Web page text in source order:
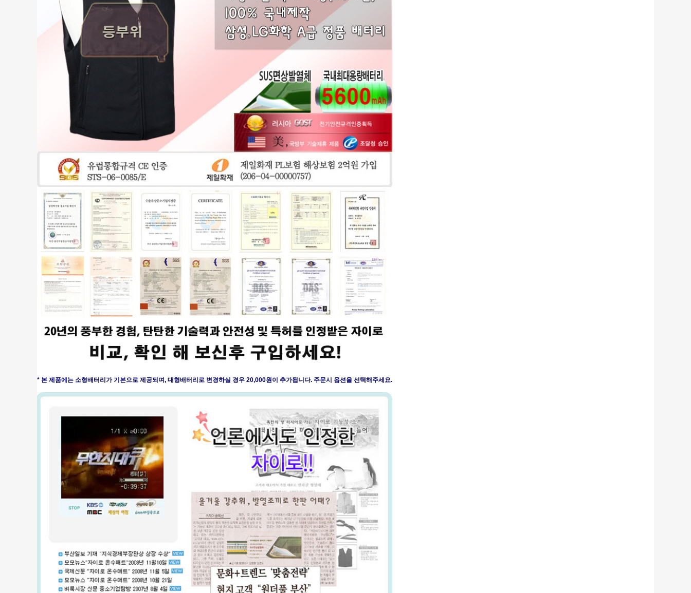
* 본 제품에는 소형배터리가 기본으로 제공되며, 대형배터리로 변경하실 경우 20,000원이 추가됩니다. 주문시 옵션을 선택해주세요.